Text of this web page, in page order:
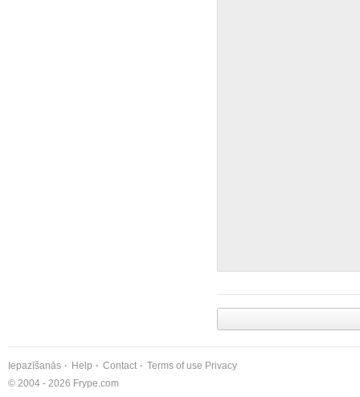
Iepazīšanās Help Contact Terms of use Privacy
© 2004 - 2026 Frype.com